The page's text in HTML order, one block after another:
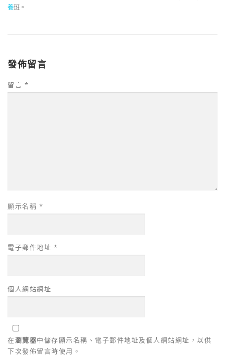
養班。
發佈留言
留言 *
顯示名稱 *
電子郵件地址 *
個人網站網址
在瀏覽器中儲存顯示名稱、電子郵件地址及個人網站網址，以供
下次發佈留言時使用。